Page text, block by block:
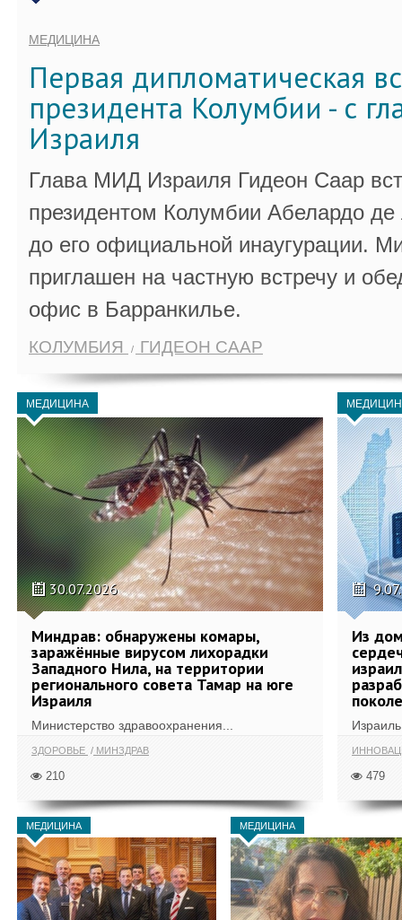
МЕДИЦИНА
Первая дипломатическая
президента Колумбии - с
Израиля
Глава МИД Израиля Гидеон Саар
президентом Колумбии Абелардо
до его официальной инаугурации.
приглашен на частную встречу и
офис в Барранкилье.
КОЛУМБИЯ ГИДЕОН СААР
МЕДИЦИНА
30.07.2026
Миндрав: обнаружены комары,
заражённые вирусом лихорадки
Западного Нила, на территории
регионального совета Тамар на юге
Израиля
Министерство здравоохранения...
ЗДОРОВЬЕ МИНЗДРАВ
210
Из
Израиль
479
МЕДИЦИНА МЕДИЦИНА